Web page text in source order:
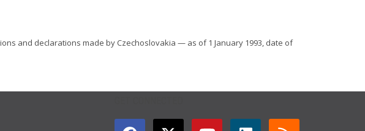
and declarations made by Czechoslovakia — as of 1 January 1993, date of